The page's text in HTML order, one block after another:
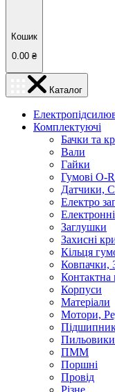
Кошик
0.00 ₴
Каталог
Комплектуючі
Бачки та
Вали
Гайки
Гумові O-
Датчики,
Електро
Заглушки
Захисні
Кільця
Ковпачки,
Контактна
Корпуси
Матеріали
Мотори,
Пильовики
ПММ
Поршні
Провід
Різне